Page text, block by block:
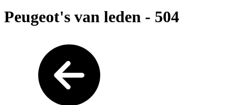
Peugeot's van leden - 504